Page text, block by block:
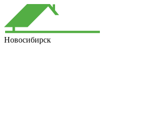
Новосибирск